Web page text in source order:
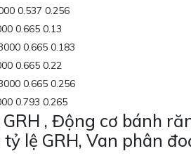
0.537 0.256
0.665 0.13
0.665 0.183
0.665 0.22
0.665 0.256
0.793 0.265
, Động cơ bánh
lệ GRH, Van phân